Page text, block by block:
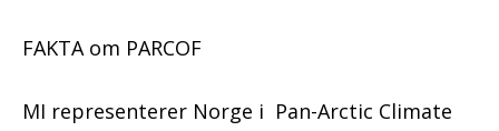
FAKTA om PARCOF
MI representerer Norge i Pan-Arctic Climate